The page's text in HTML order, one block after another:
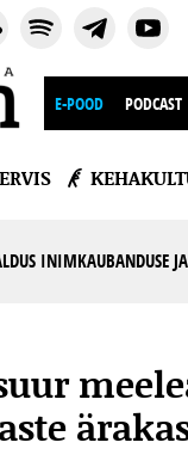
E-POOD PODCAST
INIMKAUBANDUSE